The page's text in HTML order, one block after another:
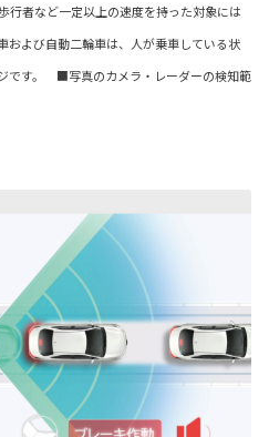
者など一定以上の速度を持った対象には
よび自動二輪車は、人が乗車している状
です。 ■写真のカメラ・レーダーの検知範